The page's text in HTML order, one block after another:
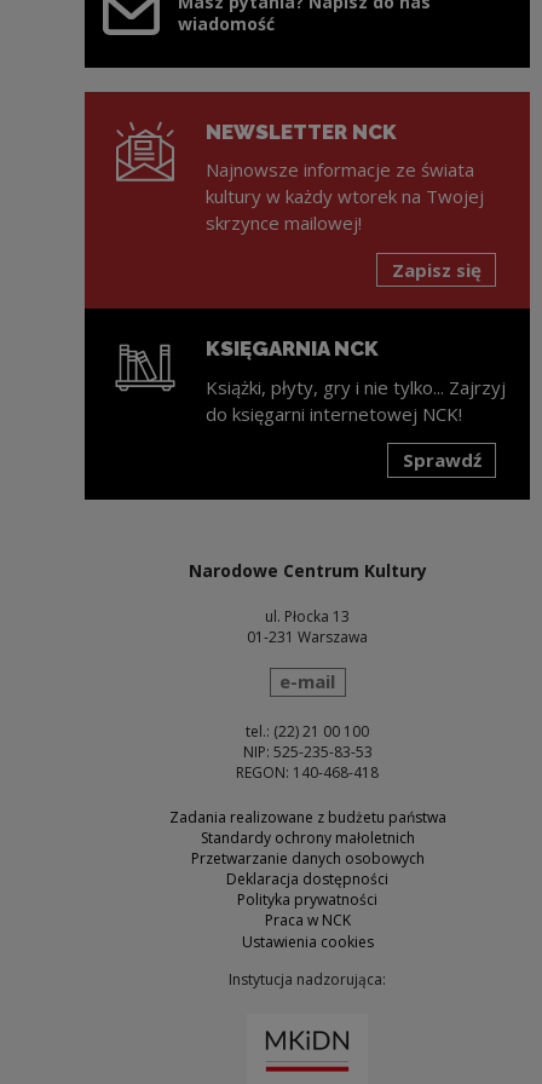
wiadomość
NEWSLETTER NCK
Najnowsze informacje ze świata
kultury w każdy wtorek na Twojej
skrzynce mailowej!
Zapisz się
KSIĘGARNIA NCK
Książki, płyty, gry i nie tylko... Zajrzyj
do księgarni internetowej NCK!
Sprawdź
Narodowe Centrum Kultury
ul. Płocka 13
01-231 Warszawa
wyślij wiadomość
e-mail
tel.: (22) 21 00 100
NIP: 525-235-83-53
REGON: 140-468-418
Zadania realizowane z budżetu państwa
Standardy ochrony małoletnich
Przetwarzanie danych osobowych
Deklaracja dostępności
Polityka prywatności
Praca w NCK
Ustawienia cookies
Instytucja nadzorująca: